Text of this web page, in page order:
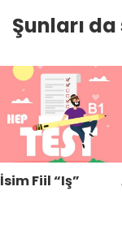
Şunları
İsim Fiil “Iş”